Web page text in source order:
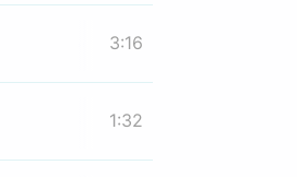
3:16
1:32